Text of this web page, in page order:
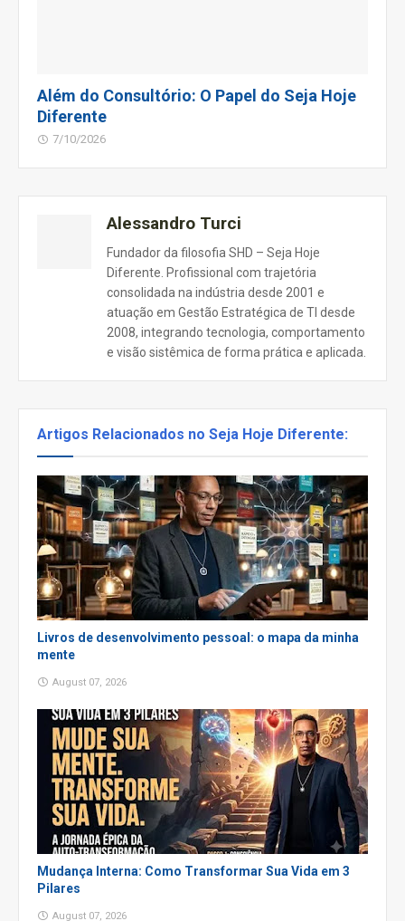
Além do Consultório: O Papel do Seja Hoje
Diferente
7/10/2026
Alessandro Turci
Fundador da filosofia SHD – Seja Hoje
Diferente. Profissional com trajetória
consolidada na indústria desde 2001 e
atuação em Gestão Estratégica de TI desde
2008, integrando tecnologia, comportamento
e visão sistêmica de forma prática e aplicada.
Artigos Relacionados no Seja Hoje Diferente:
Livros de desenvolvimento pessoal: o mapa da minha
mente
August 07, 2026
Mudança Interna: Como Transformar Sua Vida em 3
Pilares
August 07, 2026